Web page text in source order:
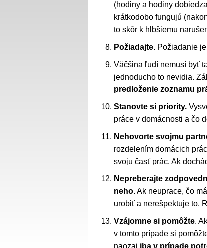
(hodiny a hodiny
krátkodobo fungujú
to skôr k hlbšiemu
Požiadajte. Požiadanie
Väčšina ľudí nemusí byť
jednoducho to nevidia.
predloženie zoznamu
Stanovte si priority.
práce v domácnosti a čo
Nehovorte svojmu
rozdelením domácich
svoju časť prác. Ak
Nepreberajte
neho. Ak neuprace, čo
urobiť a nerešpektuje to.
Vzájomne si pomôžte.
v tomto prípade si
naozaj iba v prípade